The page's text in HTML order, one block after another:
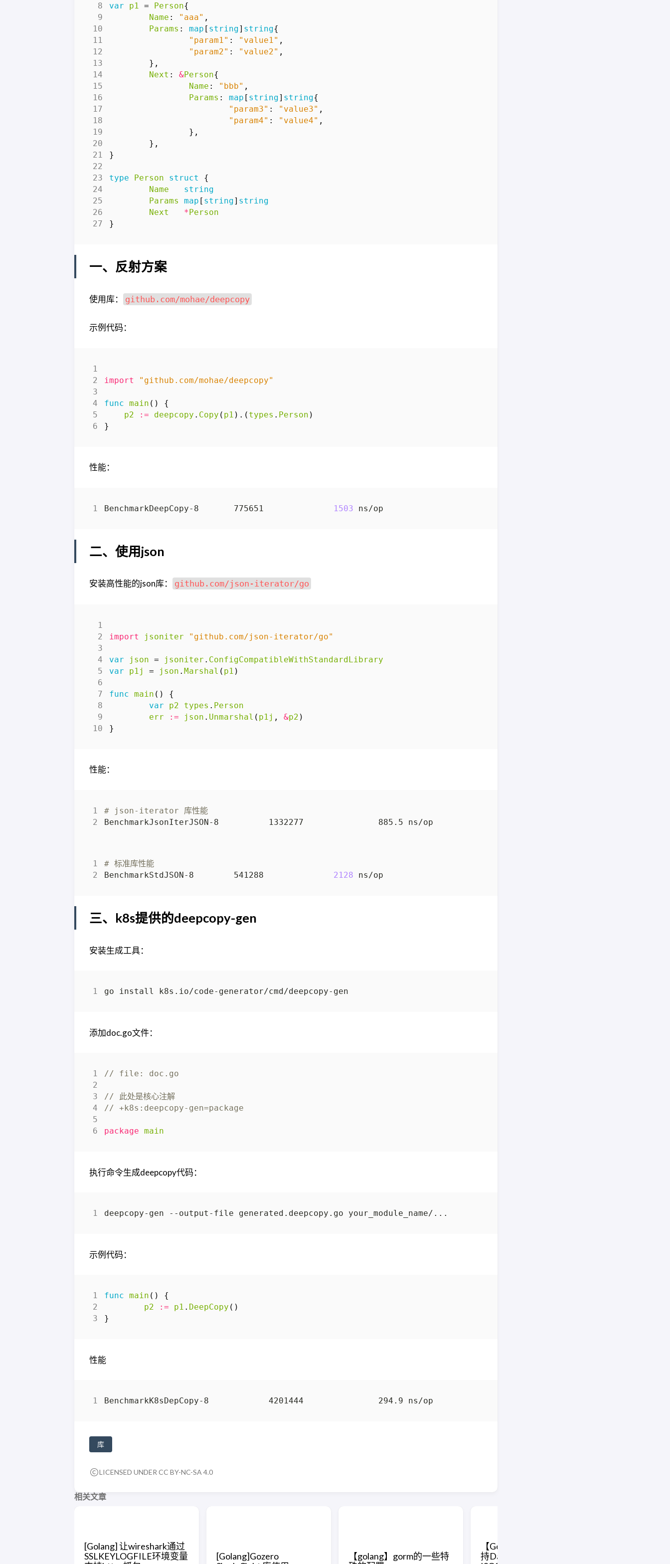
var p1 = Person{
Name : "aaa" ,
Params : map [ string] string{
"param1" : "value1" ,
"param2" : "value2" ,
},
Next : &Person{
Name : "bbb" ,
Params : map [ string] string{
"param3" : "value3" ,
"param4" : "value4" ,
},
},
}
type Person struct
{
Name
string
Params
map [ string] string
Next
* Person
}
一、反射方案
使用库： github.com/mohae/deepcopy
示例代码：
import "github.com/mohae/deepcopy"
func main ()
{
p2
:= deepcopy . Copy ( p1 ).( types . Person )
}
性能：
1503
二、使用json
安装高性能的json库： github.com/json-iterator/go
import jsoniter "github.com/json-iterator/go"
var json = jsoniter . ConfigCompatibleWithStandardLibrary
var
p1j = json . Marshal ( p1 )
func main ()
{
var
p2 types . Person
err
:= json . Unmarshal ( p1j , &p2 )
}
性能：
# json-iterator 库性能
# 标准库性能
2128
三、k8s提供的deepcopy-gen
安装生成工具：
添加doc.go文件：
// file: doc.go
// 此处是核心注解
// +k8s:deepcopy-gen=package
package main
执行命令生成deepcopy代码：
示例代码：
func main ()
{
p2
:= p1 . DeepCopy ()
}
性能
库
LICENSED UNDER CC BY-NC-SA 4.0
相关文章
[Golang] 让wireshark通过
SSLKEYLOGFILE环境变量
[Golang]Gozero
【golang】gorm的一些特
【Golang】让Json自动支
持DateTime格式和